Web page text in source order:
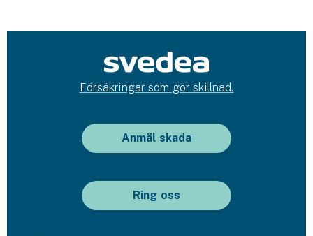
Försäkringar som gör skillnad.
Anmäl skada
Ring oss